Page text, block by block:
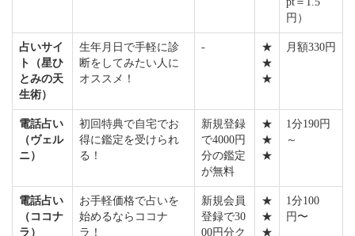
円）
占いサイ
ト（星ひ
とみの天
生術）
生年月日で手軽に診
断をしてみたい人に
オススメ！
-
★
★
★
月額330円
電話占い
（ヴェル
ニ）
初回特典で自宅でお
得に鑑定を受けられ
る！
新規登録
で4000円
分の鑑定
が無料
★
★
★
1分190円
～
電話占い
（ココナ
ラ）
お手軽価格で占いを
始めるならココナ
ラ！
新規会員
登録で30
00円分ク
★
★
★
1分100
円〜